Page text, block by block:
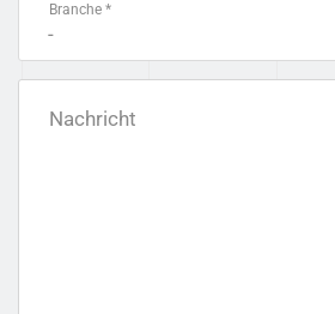
Branche *
-
Nachricht